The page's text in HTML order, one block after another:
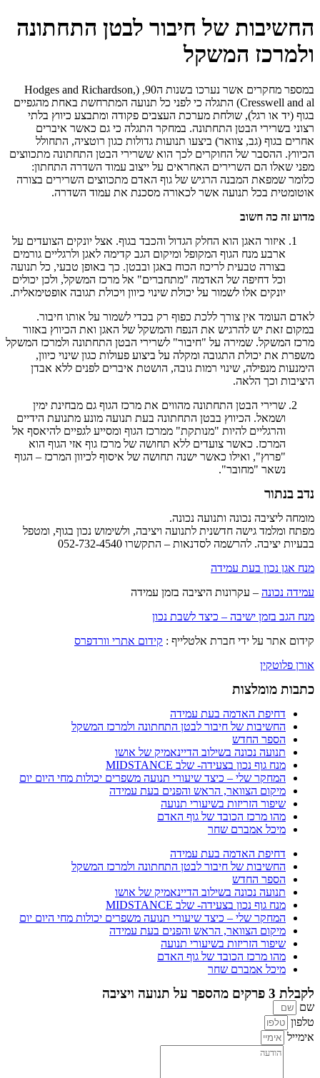
החשיבות של חיבור לבטן התחתונה
ולמרכז המשקל
במספר מחקרים אשר נערכו בשנות ה90, (Hodges and Richardson,
Cresswell and al) התגלה כי לפני כל תנועה המתרחשת באחת מהגפיים
בגוף (יד או רגל), שולחת מערכת העצבים פקודה ומתבצע כיווץ בלתי
רצוני בשרירי הבטן התחתונה. במחקר התגלה כי גם כאשר איברים
אחרים בגוף (גב, צוואר) ביצעו תנועות גדולות כגון רוטציה, התחולל
הכיווץ. ההסבר של החוקרים לכך הוא ששרירי הבטן התחתונה מתכווצים
מפני שאלו הם השרירים האחראים על ייצוב עמוד השדרה התחתון:
כלומר שמפאת המבנה הרגיש של גוף האדם מתכווצים השרירים בצורה
אוטומטית בכל תנועה אשר לכאורה מסכנת את עמוד השדרה.
מדוע זה כה חשוב
איזור האגן הוא החלק הגדול והכבד בגוף. אצל יונקים הצועדים על
ארבע מנח הגוף המקופל ומיקום הגב קדימה לאגן ולרגליים גורמים
בצורה טבעית לריכוז הכוח באגן ובבטן. כך באופן טבעי, כל תנועה
וכל דחיפה של האדמה "מתחברים" אל מרכז המשקל, ולכן יכולים
יונקים אלו לשמור על יכולת שינוי כיוון ויכולת תגובה אופטימאלית.
לאדם העומד אין צורך ללכת כפוף רק בכדי לשמור על אותו חיבור.
במקום זאת יש להרגיש את הנפח והמשקל של האגן ואת הכיווץ באזור
מרכז המשקל. שמירה על "חיבור" לשרירי הבטן התחתונה ולמרכז המשקל
משפרת את יכולת התגובה ומקלה על ביצוע פעולות כגון שינוי כיוון,
הימנעות מנפילה, שינוי רמות גובה, הושטת איברים לפנים ללא אבדן
היציבות וכך הלאה.
שרירי הבטן התחתונה מהווים את מרכז הגוף גם מבחינת ימין
ושמאל. הכיווץ בבטן התחתונה בעת תנועה מונע מתנועת הידיים
והרגליים להיות "מנותקת" ממרכז הגוף ומסייע לגפיים להיאסף אל
המרכז. כאשר צועדים ללא תחושה של מרכז גוף אזי הגוף הוא
"פרוץ", ואילו כאשר ישנה תחושה של איסוף לכיוון המרכז – הגוף
נשאר "מחובר".
נדב בנתור
מומחה ליציבה נכונה ותנועה נכונה.
מפתח ומלמד גישה חדשנית לתנועה ויציבה, ולשימוש נכון בגוף, ומטפל
בבעיות יציבה. להרשמה לסדנאות – התקשרו 052-732-4540
מנח אגן נכון בעת עמידה
עמידה נכונה – עקרונות היציבה בזמן עמידה
מנח הגב בזמן ישיבה – כיצד לשבת נכון
קידום אתר על ידי חברת אלטלייף : קידום אתרי וורדפרס
אורן פלוטקין
כתבות מומלצות
דחיפת האדמה בעת עמידה
החשיבות של חיבור לבטן התחתונה ולמרכז המשקל
הספר החדש
תנועה נכונה בשילוב הדיינאמיק של אושו
מנח גוף נכון בצעידה- שלב MIDSTANCE
המחקר שלי – כיצד שיעורי תנועה משפרים יכולות מחי היום יום
מיקום הצוואר, הראש והפנים בעת עמידה
שיפור הזריזות בשיעורי תנועה
מהו מרכז הכובד של גוף האדם
מיכל אמברם שחר
דחיפת האדמה בעת עמידה
החשיבות של חיבור לבטן התחתונה ולמרכז המשקל
הספר החדש
תנועה נכונה בשילוב הדיינאמיק של אושו
מנח גוף נכון בצעידה- שלב MIDSTANCE
המחקר שלי – כיצד שיעורי תנועה משפרים יכולות מחי היום יום
מיקום הצוואר, הראש והפנים בעת עמידה
שיפור הזריזות בשיעורי תנועה
מהו מרכז הכובד של גוף האדם
מיכל אמברם שחר
לקבלת 3 פרקים מהספר על תנועה ויציבה
שם
טלפון
אימייל